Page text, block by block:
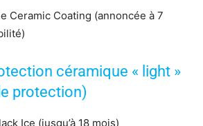
Ceramic Coating (annoncée à 7
céramique « light »
protection)
Ice (jusqu’à 18 mois)